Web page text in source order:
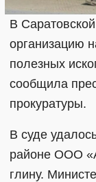
В
организацию
полезных
сообщила
прокуратуры.
В суде
районе ООО
глину.